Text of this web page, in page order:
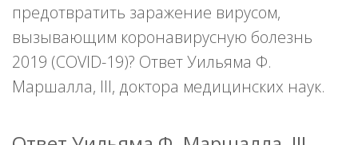
предотвратить заражение вирусом,
вызывающим коронавирусную болезнь
2019 (COVID-19)? Ответ Уильяма Ф.
Маршалла, III, доктора медицинских наук.